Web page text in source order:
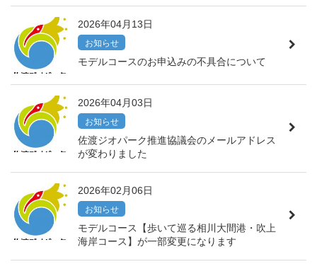
2026年04月13日
お知らせ
モデルコースのお申込みの不具合について
2026年04月03日
お知らせ
佐渡ジオパーク推進協議会のメールアドレス
が変わりました
2026年02月06日
お知らせ
モデルコース【歩いて巡る相川大間港・吹上
海岸コース】が一部変更になります